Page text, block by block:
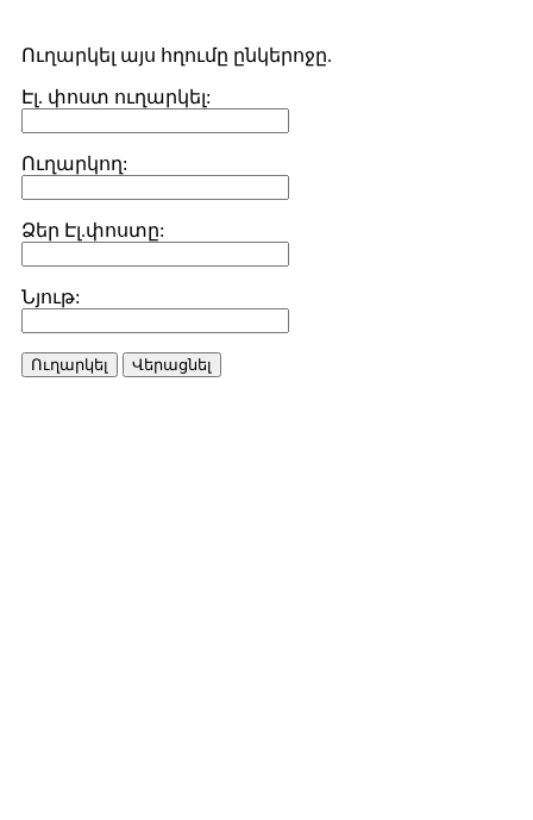
Ուղարկել այս հղումը ընկերոջը.
Էլ. փոստ ուղարկել:
Ուղարկող:
Ձեր Էլ.փոստը:
Նյութ:
Ուղարկել Վերացնել